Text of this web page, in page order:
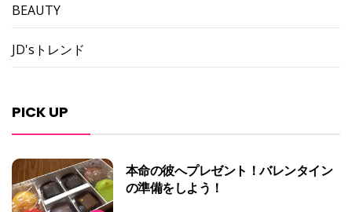
BEAUTY
JD'sトレンド
PICK UP
本命の彼へプレゼント！バレンタイン
の準備をしよう！